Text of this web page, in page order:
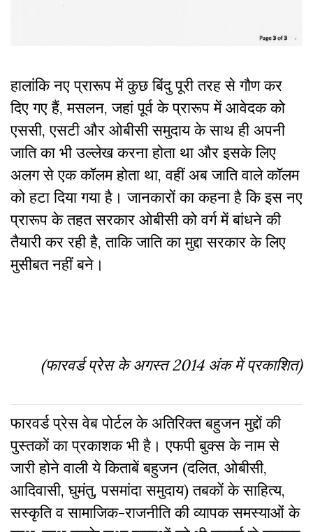
हालांकि नए प्रारूप में कुछ बिंदु पूरी तरह से गौण कर
दिए गए हैं, मसलन, जहां पूर्व के प्रारूप में आवेदक को
एससी, एसटी और ओबीसी समुदाय के साथ ही अपनी
जाति का भी उल्लेख करना होता था और इसके लिए
अलग से एक कॉलम होता था, वहीं अब जाति वाले कॉलम
को हटा दिया गया है। जानकारों का कहना है कि इस नए
प्रारूप के तहत सरकार ओबीसी को वर्ग में बांधने की
तैयारी कर रही है, ताकि जाति का मुद्दा सरकार के लिए
मुसीबत नहीं बने।
(फारवर्ड प्रेस के अगस्त 2014 अंक में प्रकाशित)
फारवर्ड प्रेस वेब पोर्टल के अतिरिक्‍त बहुजन मुद्दों की
पुस्‍तकों का प्रकाशक भी है। एफपी बुक्‍स के नाम से
जारी होने वाली ये किताबें बहुजन (दलित, ओबीसी,
आदिवासी, घुमंतु, पसमांदा समुदाय) तबकों के साहित्‍य,
सस्‍क‍ृति व सामाजिक-राजनीति की व्‍यापक समस्‍याओं के